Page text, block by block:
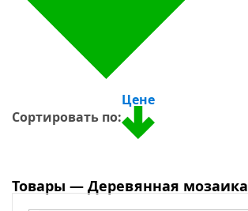
Красный
Желтый
Оранжевый
Фиолетовый
Бронзовый
Стекломасса
Камень
Керамогранит
Дерево
Размер чипа
Сортировать по:
Цене
Товары — Деревянная мозаика